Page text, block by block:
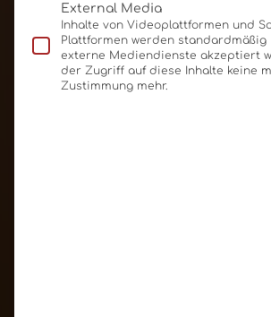
External Media
Inhalte von Videoplattformen und
Plattformen werden standardmäßig
externe Mediendienste akzeptiert
der Zugriff auf diese Inhalte keine
Zustimmung mehr.